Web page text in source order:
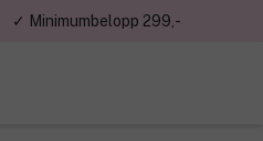
✓ Minimumbelopp 299,-